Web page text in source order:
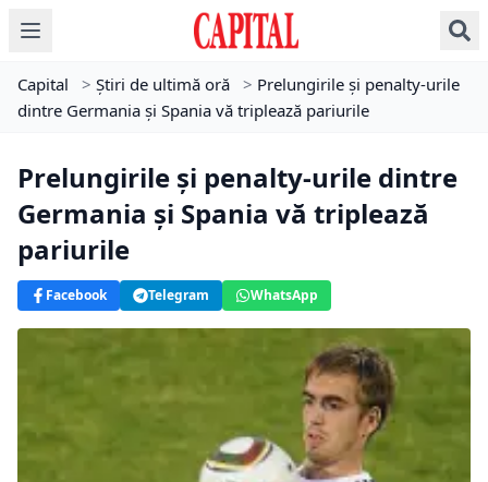
Capital > Știri de ultimă oră > Prelungirile şi penalty-urile
dintre Germania şi Spania vă triplează pariurile
Prelungirile şi penalty-urile dintre
Germania şi Spania vă triplează
pariurile
Facebook Telegram WhatsApp